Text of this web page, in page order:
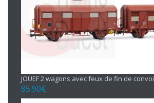
JOUEF 2 wagons avec feux de fin de convoi
85.90€